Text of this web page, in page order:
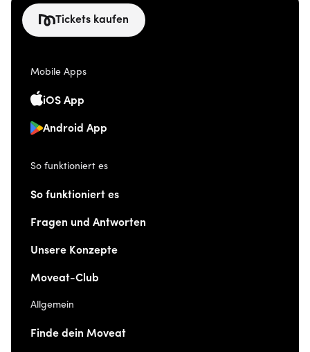
Tickets kaufen
Mobile Apps
iOS App
Android App
So funktioniert es
So funktioniert es
Fragen und Antworten
Unsere Konzepte
Moveat-Club
Allgemein
Finde dein Moveat